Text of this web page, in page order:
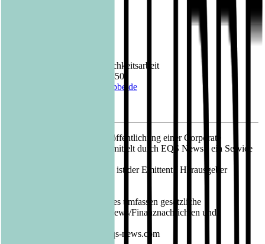
Leiterin Presse- und Öffentlichkeitsarbeit
Telefon: +49 (0)221 8200 2850
barbara.fischer@luebbe.de
16.07.2024 CET/CEST Veröffentlichung einer Corporate
News/Finanznachricht, übermittelt durch EQS News - ein Service
Für den Inhalt der Mitteilung ist der Emittent / Herausgeber
Die EQS Distributionsservices umfassen gesetzliche
Meldepflichten, Corporate News/Finanznachrichten und
Medienarchiv unter https://eqs-news.com